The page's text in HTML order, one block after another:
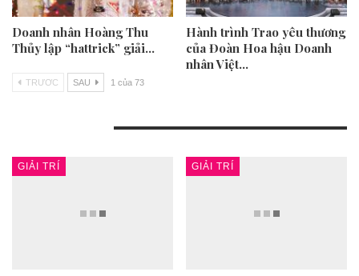
Doanh nhân Hoàng Thu
Thủy lập “hattrick” giải…
Hành trình Trao yêu thương
của Đoàn Hoa hậu Doanh
nhân Việt…
TRƯƠC SAU 1 của 73
GIẢI TRÍ GIẢI TRÍ